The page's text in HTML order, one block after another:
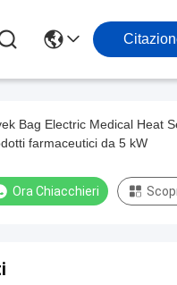
Bag Electric Medical Heat
farmaceutici da 5 kW
Ora Chiacchieri